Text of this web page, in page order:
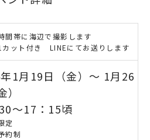
間帯に海辺で撮影します
カット付き LINEにてお送りします
1月19日（金）～ 1月26
）
～17：15頃
定
約制